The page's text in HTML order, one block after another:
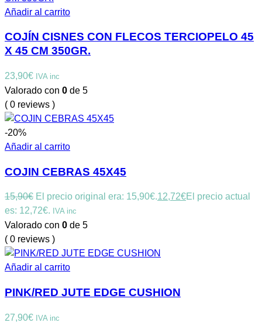
Añadir al carrito
COJÍN CISNES CON FLECOS TERCIOPELO 45
X 45 CM 350GR.
23,90€ IVA inc
Valorado con 0 de 5
( 0 reviews )
-20%
Añadir al carrito
COJIN CEBRAS 45X45
15,90€ El precio original era: 15,90€.12,72€El precio actual
es: 12,72€. IVA inc
Valorado con 0 de 5
( 0 reviews )
Añadir al carrito
PINK/RED JUTE EDGE CUSHION
27,90€ IVA inc